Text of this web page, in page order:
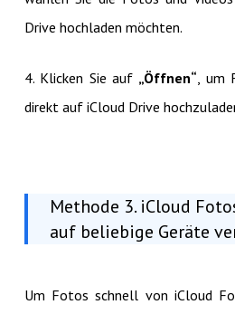
Drive hochladen möchten.
4. Klicken Sie auf „Öffnen“, um
direkt auf iCloud Drive
Methode 3. iCloud
auf beliebige Geräte
Um Fotos schnell von iCloud